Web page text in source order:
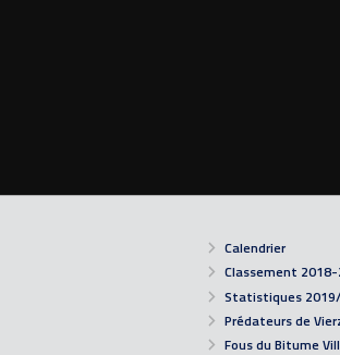
Calendrier
Classement
Statistiques
Prédateurs de
Fous du Bitume